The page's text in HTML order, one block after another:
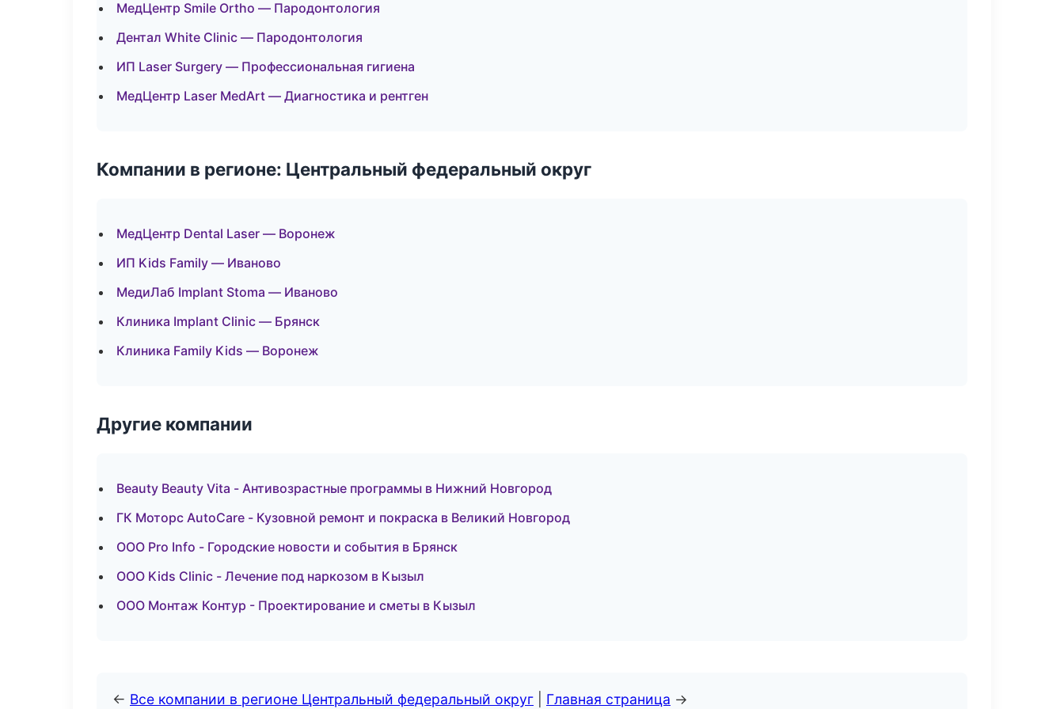
МедЦентр Smile Ortho — Пародонтология
Дентал White Clinic — Пародонтология
ИП Laser Surgery — Профессиональная гигиена
МедЦентр Laser MedArt — Диагностика и рентген
Компании в регионе: Центральный федеральный округ
МедЦентр Dental Laser — Воронеж
ИП Kids Family — Иваново
МедиЛаб Implant Stoma — Иваново
Клиника Implant Clinic — Брянск
Клиника Family Kids — Воронеж
Другие компании
Beauty Beauty Vita - Антивозрастные программы в Нижний Новгород
ГК Моторс AutoCare - Кузовной ремонт и покраска в Великий Новгород
ООО Pro Info - Городские новости и события в Брянск
ООО Kids Clinic - Лечение под наркозом в Кызыл
ООО Монтаж Контур - Проектирование и сметы в Кызыл
← Все компании в регионе Центральный федеральный округ Главная страница →